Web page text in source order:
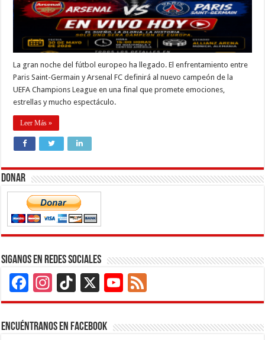
La gran noche del fútbol europeo ha llegado. El enfrentamiento entre
Paris Saint-Germain y Arsenal FC definirá al nuevo campeón de la
UEFA Champions League en una final que promete emociones,
estrellas y mucho espectáculo.
Leer Más »
Donar
Siganos en Redes Sociales
Facebook
Instagram
TikTok
X
YouTube
Channel
Encuéntranos en Facebook